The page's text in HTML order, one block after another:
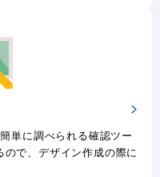
単に調べられる確認ツー
で、デザイン作成の際に